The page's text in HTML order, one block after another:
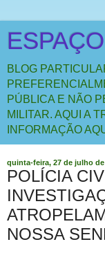
BLOG
PÚBLICA E NÃO
MILITAR. AQUI A
INFORMAÇÃO
quinta-feira, 27 de julho de
POLÍCIA
NOSSA